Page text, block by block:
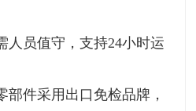
人员值守，支持24小时运
部件采用出口免检品牌，